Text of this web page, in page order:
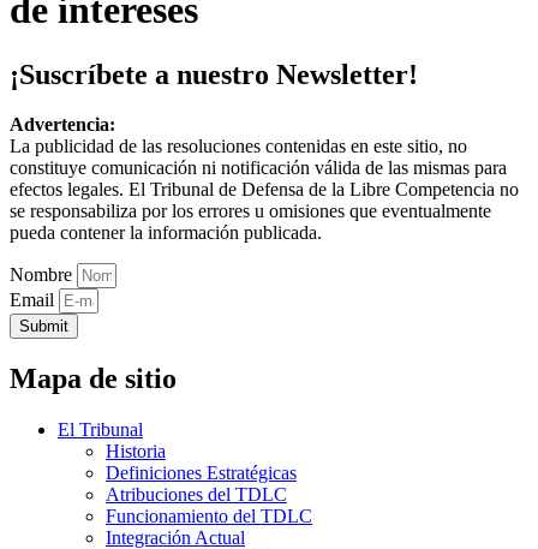
de intereses
¡Suscríbete a nuestro Newsletter!
Advertencia:
La publicidad de las resoluciones contenidas en este sitio, no
constituye comunicación ni notificación válida de las mismas para
efectos legales. El Tribunal de Defensa de la Libre Competencia no
se responsabiliza por los errores u omisiones que eventualmente
pueda contener la información publicada.
Nombre
Email
Submit
Mapa de sitio
El Tribunal
Historia
Definiciones Estratégicas
Atribuciones del TDLC
Funcionamiento del TDLC
Integración Actual